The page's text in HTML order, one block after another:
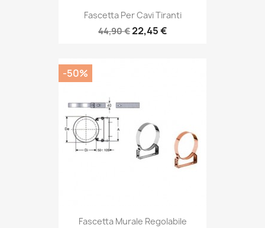
Fascetta Per Cavi Tiranti
44,90 €22,45 €
Fascetta Murale Regolabile
-50%